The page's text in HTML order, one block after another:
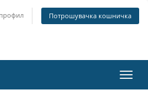
Потрошувачка кошничка
ја